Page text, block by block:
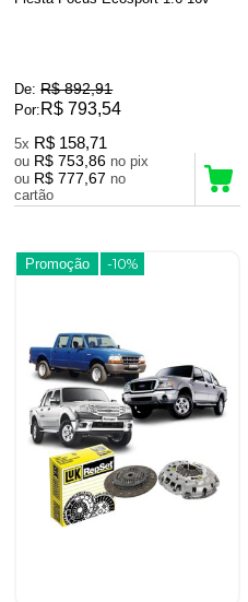
De: R$ 892,91
Por: R$ 793,54
5x R$ 158,71
ou R$ 753,86
no pix
ou R$ 777,67 no
cartão
Promoção -10%